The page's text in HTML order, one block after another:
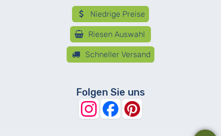
Niedrige Preise
Riesen Auswahl
Schneller Versand
Folgen Sie uns